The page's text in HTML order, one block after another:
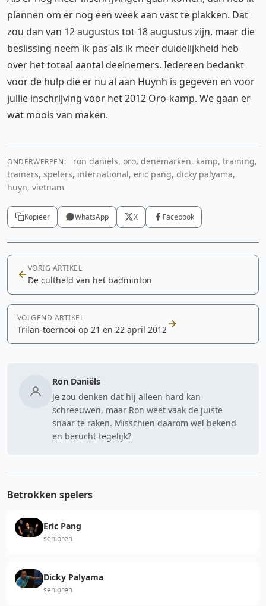
plannen om er nog een week aan vast te plakken. Dat
zou dan van 12 augustus tot 18 augustus zijn, maar die
beslissing neem ik pas als ik meer duidelijkheid heb
over het totaal aantal deelnemers. Iedereen bedankt
voor de hulp die er nu al aan Huynh is gegeven en voor
jullie inschrijving voor het 2012 Oro-kamp. We gaan er
wat moois van maken.
ONDERWERPEN:
ron daniëls, oro, denemarken, kamp, training,
trainers, spelers, international, eric pang, dicky palyama,
huyn, vietnam
Kopieer WhatsApp X Facebook
VORIG ARTIKEL
De cultheld van het badminton
VOLGEND ARTIKEL
Trilan-toernooi op 21 en 22 april 2012
Ron Daniëls
Je zou denken dat hij alleen hard kan
schreeuwen, maar Ron weet vaak de juiste
snaar te raken. Misschien daarom wel bekend
en berucht tegelijk?
Betrokken spelers
Eric Pang
senioren
Dicky Palyama
senioren